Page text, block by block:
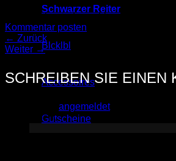
Schwarzer Reiter
Blcklbl
Accessoires
Gutscheine
Trackbacks sind geschlossen, aber Sie
Kommentar posten
← Zurück
Weiter →
SCHREIBEN SIE EINEN
angemeldetsein, um einen
abzugeben.